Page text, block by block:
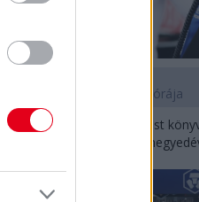
23 órája
Óriási bevétel-visszaesést
a második